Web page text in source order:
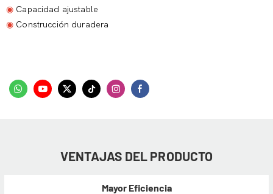
◉ Capacidad ajustable
◉ Construcción duradera
VENTAJAS DEL PRODUCTO
Mayor Eficiencia